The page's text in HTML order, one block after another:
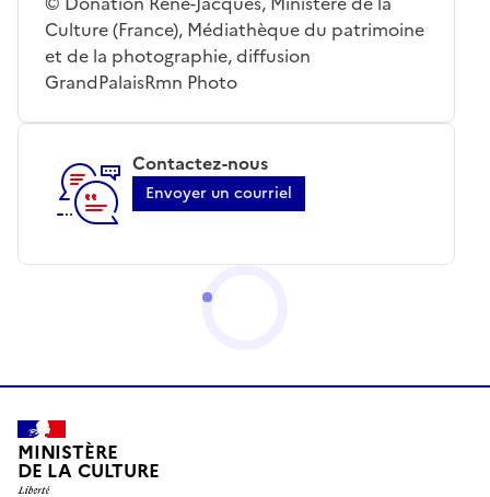
Culture (France), Médiathèque du patrimoine
et de la photographie, diffusion
GrandPalaisRmn Photo
Contactez-nous
Envoyer un courriel
MINISTÈRE
DE LA CULTURE